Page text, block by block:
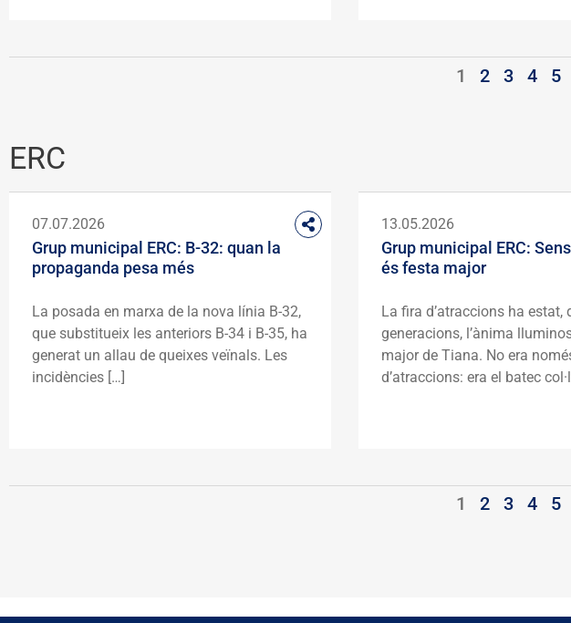
1 2 3 4 5
ERC
07.07.2026
Grup municipal ERC: B-32: quan la
propaganda pesa més
La posada en marxa de la nova línia B-32,
que substitueix les anteriors B-34 i B-35, ha
generat un allau de queixes veïnals. Les
incidències […]
13.05.2026
Grup municipal ERC:
és festa major
La fira d’atraccions ha estat,
generacions, l’ànima
major de Tiana. No era
d’atraccions: era el batec
1 2 3 4 5